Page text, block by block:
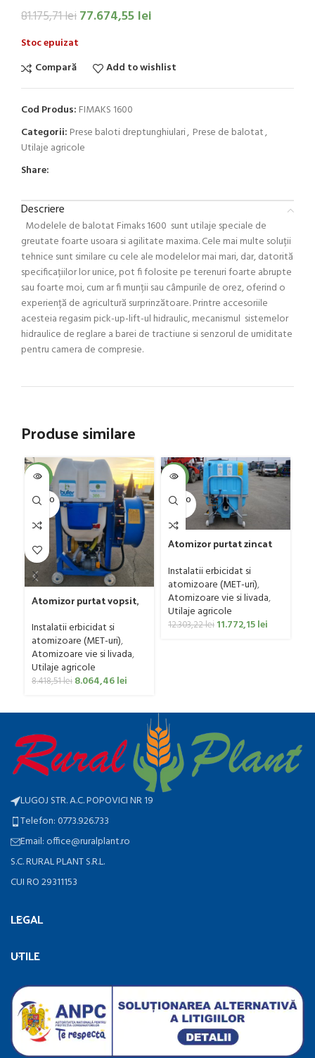
81.175,71lei77.674,55 lei
Stoc epuizat
Compară
Add to wishlist
Cod Produs: FIMAKS 1600
Categorii: Prese baloti dreptunghiulari, Prese de balotat,
Utilaje agricole
Share:
Descriere
Modelele de balotat Fimaks 1600 sunt utilaje speciale de
greutate foarte usoara si agilitate maxima. Cele mai multe soluții
tehnice sunt similare cu cele ale modelelor mai mari, dar, datorită
specificațiilor lor unice, pot fi folosite pe terenuri foarte abrupte
sau foarte moi, cum ar fi munții sau câmpurile de orez, oferind o
experiență de agricultură surprinzătoare. Printre accesoriile
acesteia regasim pick-up-lift-ul hidraulic, mecanismul sistemelor
hidraulice de reglare a barei de tractiune si senzorul de umiditate
pentru camera de compresie.
Produse similare
-4%
SOLD O
UT
Atomizor purtat vopsit,
Bufer, model Ronda
Clasic, 200 litri
Instalatii erbicidat si
atomizoare (MET-uri),
Atomizoare vie si livada,
Utilaje agricole
8.418,51lei 8.064,46lei
-4%
SOLD O
UT
Atomizor purtat zincat
Bufer, model Ronda,
300 litri
Instalatii erbicidat si
atomizoare (MET-uri),
Atomizoare vie si livada,
Utilaje agricole
12.303,22lei 11.772,15lei
LUGOJ STR. A.C. POPOVICI NR 19
Telefon: 0773.926.733
Email: office@ruralplant.ro
S.C. RURAL PLANT S.R.L.
CUI RO 29311153
LEGAL
UTILE